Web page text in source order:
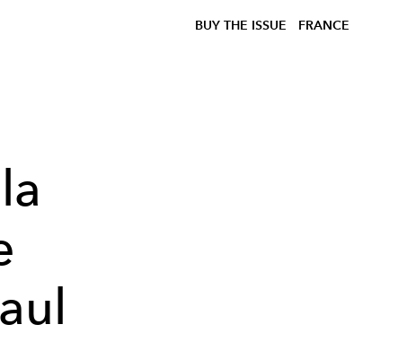
BUY THE ISSUE FRANCE